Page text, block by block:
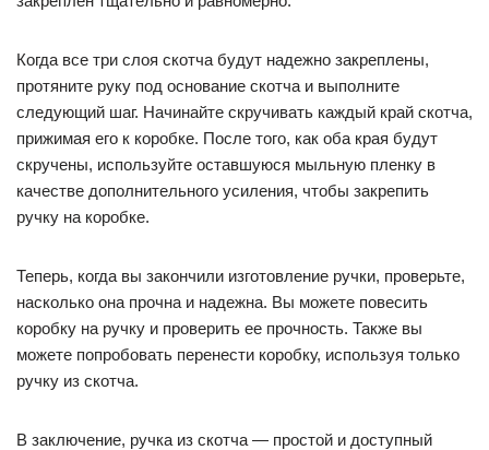
Когда все три слоя скотча будут надежно закреплены,
протяните руку под основание скотча и выполните
следующий шаг. Начинайте скручивать каждый край скотча,
прижимая его к коробке. После того, как оба края будут
скручены, используйте оставшуюся мыльную пленку в
качестве дополнительного усиления, чтобы закрепить
ручку на коробке.
Теперь, когда вы закончили изготовление ручки, проверьте,
насколько она прочна и надежна. Вы можете повесить
коробку на ручку и проверить ее прочность. Также вы
можете попробовать перенести коробку, используя только
ручку из скотча.
В заключение, ручка из скотча — простой и доступный